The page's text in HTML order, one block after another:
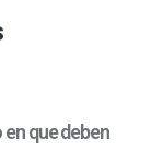
que deben